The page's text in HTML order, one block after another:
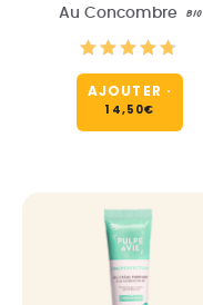
Au Concombre bio
AJOUTER ·
14,50€